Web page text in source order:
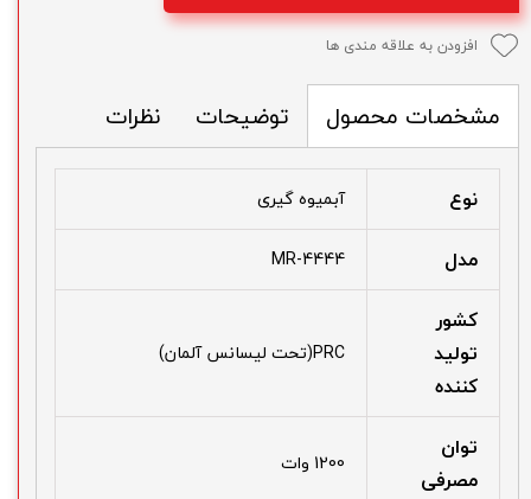
افزودن به علاقه مندی ها
مشخصات محصول توضیحات نظرات
نوع آبمیوه گیری
مدل MR-4444
کشور
تولید
کننده
PRC(تحت لیسانس آلمان)
توان
مصرفی
1200 وات